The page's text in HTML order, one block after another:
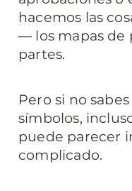
hacemos las
— los mapas de
partes.
Pero si no
símbolos,
puede parecer
complicado.